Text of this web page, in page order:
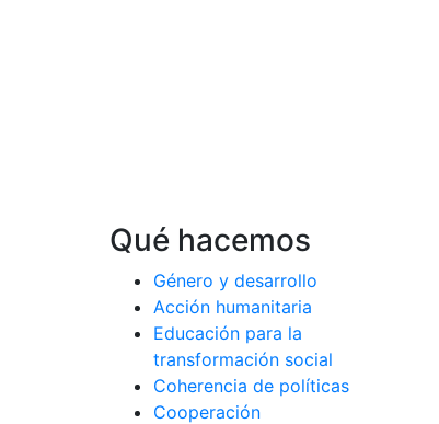
Qué hacemos
Género y desarrollo
Acción humanitaria
Educación para la
transformación social
Coherencia de políticas
Cooperación